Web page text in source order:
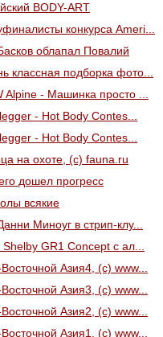
BODY-ART
конкурса Ameri...
облапал Повалий
классная подборка фото...
Alpine - Машинка просто ...
- Hot Body Contes...
- Hot Body Contes...
на охоте, (c) fauna.ru
дошел прогресс
всякие
Миноуг в стрип-клу...
GR1 Concept с ал...
Азия4, (c) www...
Азия3, (c) www...
Азия2, (c) www...
Азия1, (c) www...